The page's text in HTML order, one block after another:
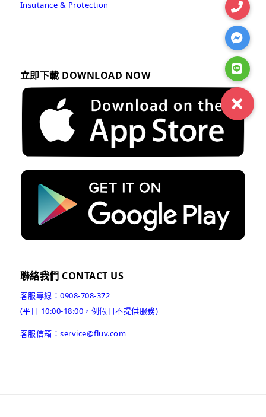
Insutance & Protection
立即下載 DOWNLOAD NOW
聯絡我們 CONTACT US
客服專線：0908-708-372
(平日 10:00-18:00，例假日不提供服務)
客服信箱：service@fluv.com